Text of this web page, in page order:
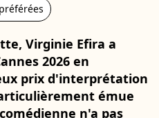
Virginie Efira a
2026 en
prix d'interprétation
émue
n'a pas